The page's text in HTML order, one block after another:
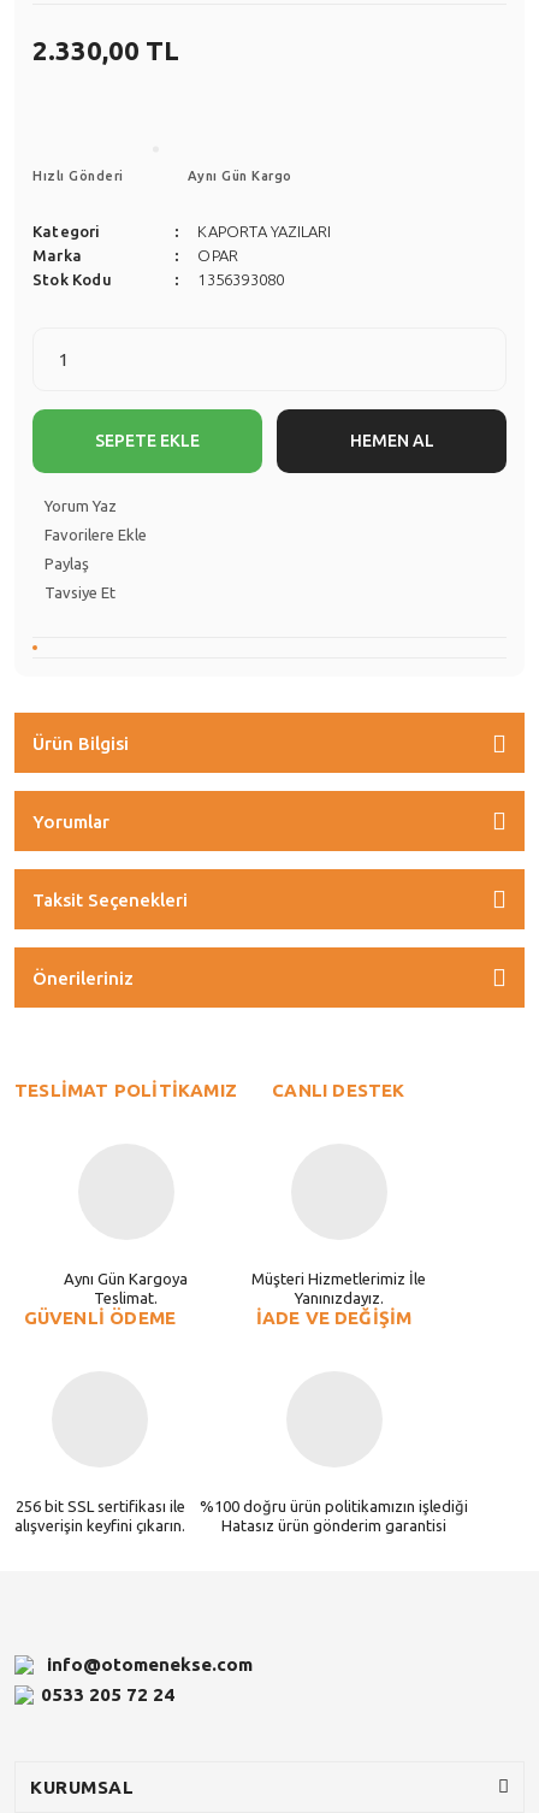
2.330,00 TL
Hızlı Gönderi Aynı Gün Kargo
Kategori
KAPORTA YAZILARI
Marka
OPAR
Stok Kodu
1356393080
SEPETE EKLE HEMEN AL
Yorum Yaz
Paylaş
Tavsiye Et
Ürün Bilgisi
Yorumlar
Taksit Seçenekleri
Önerileriniz
TESLİMAT POLİTİKAMIZ
Aynı Gün Kargoya
Teslimat.
CANLI DESTEK
Müşteri Hizmetlerimiz İle
Yanınızdayız.
GÜVENLİ ÖDEME
256 bit SSL sertifikası ile
alışverişin keyfini çıkarın.
İADE VE DEĞİŞİM
%100 doğru ürün politikamızın işlediği
Hatasız ürün gönderim garantisi
info@otomenekse.com
0533 205 72 24
KURUMSAL